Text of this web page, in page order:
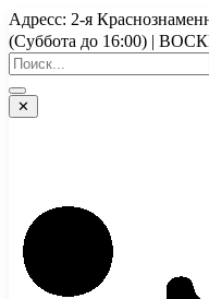
Перейти
к
содержимому
Адресс: 2-я
(Суббота до 16:00) |
✕